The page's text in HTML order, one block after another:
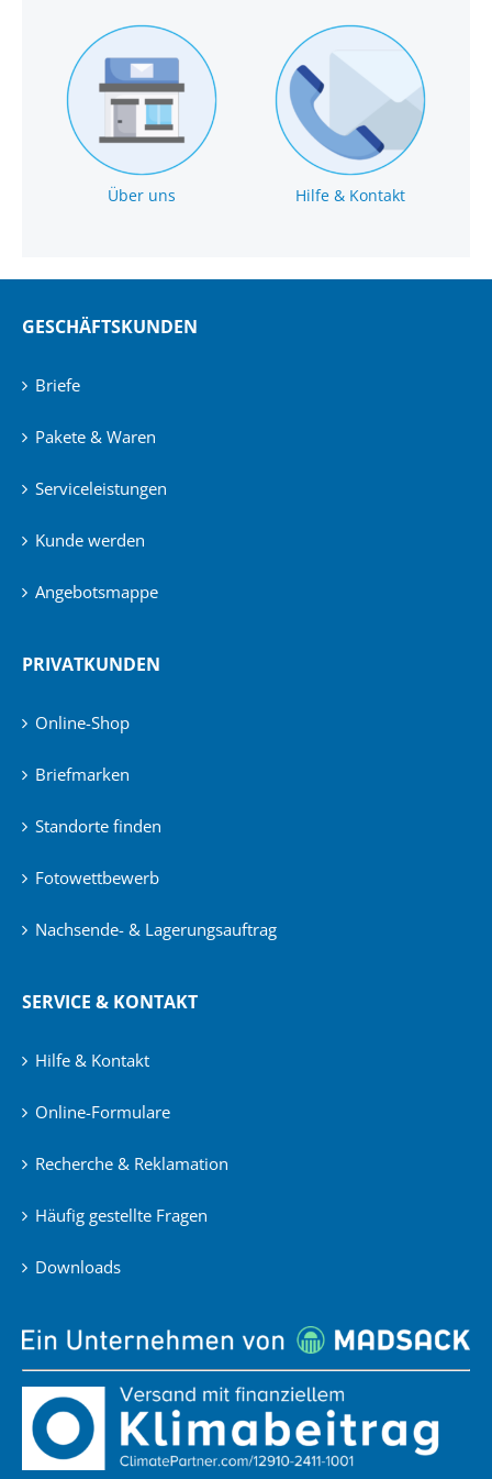
Über uns Hilfe & Kontakt
GESCHÄFTSKUNDEN
Briefe
Pakete & Waren
Serviceleistungen
Kunde werden
Angebotsmappe
PRIVATKUNDEN
Online-Shop
Briefmarken
Standorte finden
Fotowettbewerb
Nachsende- & Lagerungsauftrag
SERVICE & KONTAKT
Hilfe & Kontakt
Online-Formulare
Recherche & Reklamation
Häufig gestellte Fragen
Downloads